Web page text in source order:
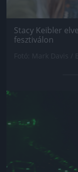
Stacy Keibler
fesztiválon